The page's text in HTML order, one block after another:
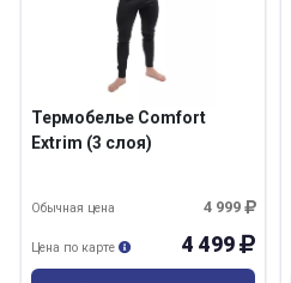
Термобелье Comfort
Extrim (3 слоя)
4 999
Обычная цена
4 499
Цена по карте